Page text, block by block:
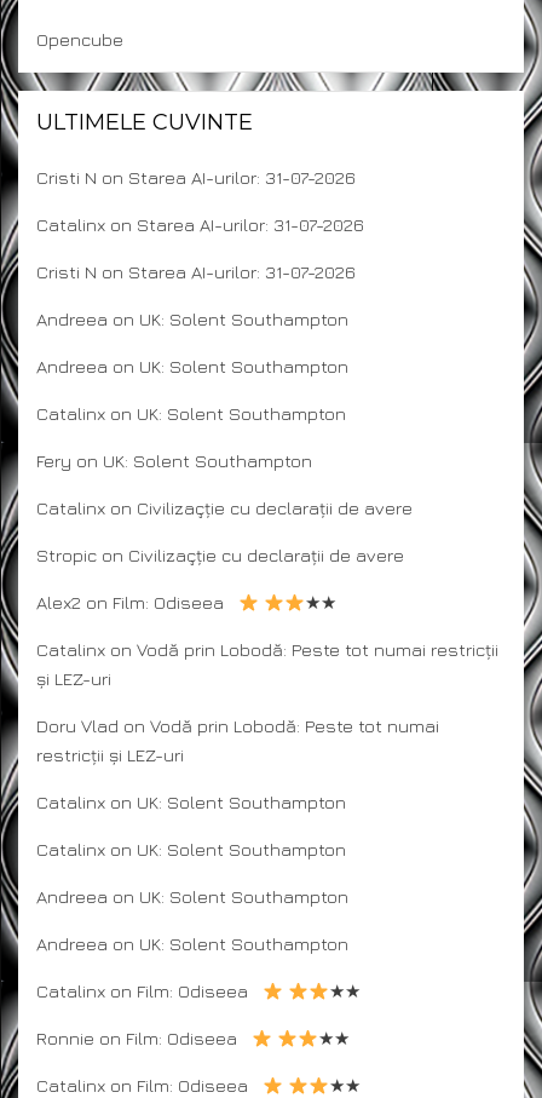
Opencube
ULTIMELE CUVINTE
Cristi N on Starea AI-urilor: 31-07-2026
Catalinx on Starea AI-urilor: 31-07-2026
Cristi N on Starea AI-urilor: 31-07-2026
Andreea on UK: Solent Southampton
Andreea on UK: Solent Southampton
Catalinx on UK: Solent Southampton
Fery on UK: Solent Southampton
Catalinx on Civilizaçție cu declarații de avere
Stropic on Civilizaçție cu declarații de avere
Alex2 on Film: Odiseea ★★
Catalinx on Vodă prin Lobodă: Peste tot numai restricții
și LEZ-uri
Doru Vlad on Vodă prin Lobodă: Peste tot numai
restricții și LEZ-uri
Catalinx on UK: Solent Southampton
Catalinx on UK: Solent Southampton
Andreea on UK: Solent Southampton
Andreea on UK: Solent Southampton
Catalinx on Film: Odiseea ★★
Ronnie on Film: Odiseea ★★
Catalinx on Film: Odiseea ★★